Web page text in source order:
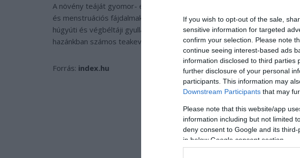
If you wish to opt-out of the sale,
sensitive information for targeted
confirm your selection. Please note
continue seeing interest-based ads
information disclosed to third parties
further disclosure of your personal
participants. This information may
Downstream Participants that may
Please note that this website/app
information including but not limited
deny consent to Google and its
in below Google consent section.
A növény teáját gyomor- és bélgörcsökkel járó emésztési panaszok
és menstruációs fájdalmak esetén alkalmazzák. Külsőleg felületi sebek
húgyúti és végbéltáji gyulladások esetén használják. A cickafark
hazánkban számos teakeverék, kozmetikum és étrend-kiegészítő
Forrás: index.hu